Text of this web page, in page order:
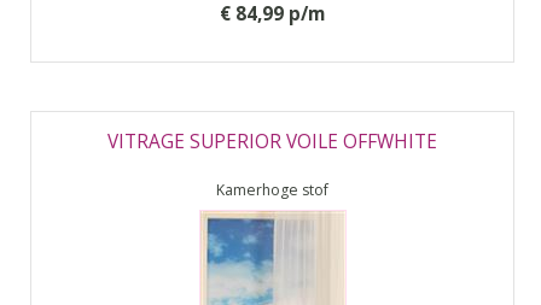
€ 84,99 p/m
VITRAGE SUPERIOR VOILE OFFWHITE
Kamerhoge stof